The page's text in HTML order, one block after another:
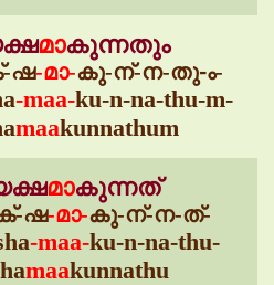
മാകുന്നതും
ഷ-മാ-കു-ന്-ന-തു-ം-
-maa-ku-n-na-thu-m-
maakunnathum
മാകുന്നത്
ഷ-മാ-കു-ന്-ന-ത്-
-maa-ku-n-na-thu-
maakunnathu